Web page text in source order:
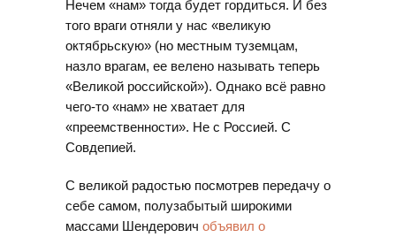
Нечем «нам» тогда будет гордиться. И без
того враги отняли у нас «великую
октябрьскую» (но местным туземцам,
назло врагам, ее велено называть теперь
«Великой российской»). Однако всё равно
чего-то «нам» не хватает для
«преемственности». Не с Россией. С
Совдепией.
С великой радостью посмотрев передачу о
себе самом, полузабытый широкими
массами Шендерович объявил о